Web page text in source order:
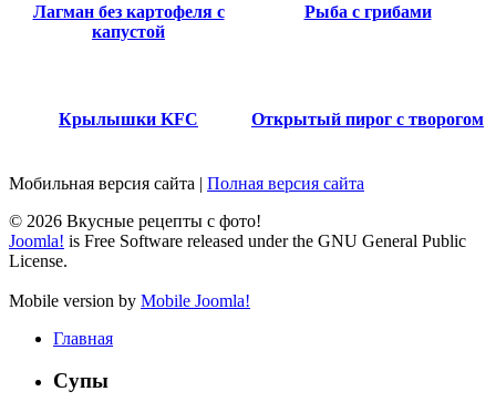
Лагман без картофеля с
капустой
Рыба с грибами
Крылышки KFC Открытый пирог с творогом
Мобильная версия сайта | Полная версия сайта
© 2026 Вкусные рецепты с фото!
Joomla! is Free Software released under the GNU General Public
License.
Mobile version by Mobile Joomla!
Главная
Супы